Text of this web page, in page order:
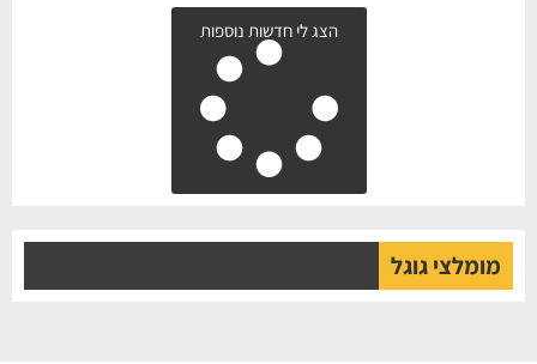
הצג לי חדשות נוספות
מומלצי גוגל